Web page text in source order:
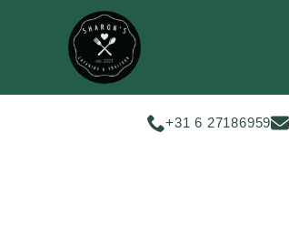
+31 6 27186959